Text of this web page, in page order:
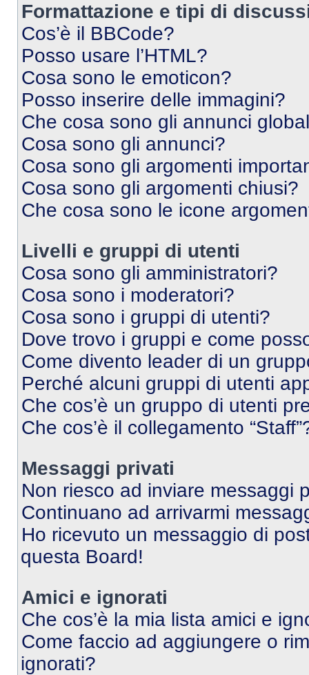
Formattazione e tipi di
Cos’è il BBCode?
Posso usare l’HTML?
Cosa sono le emoticon?
Posso inserire delle immagini?
Che cosa sono gli annunci
Cosa sono gli annunci?
Cosa sono gli argomenti
Cosa sono gli argomenti chiusi?
Che cosa sono le icone
Livelli e gruppi di utenti
Cosa sono gli amministratori?
Cosa sono i moderatori?
Cosa sono i gruppi di utenti?
Dove trovo i gruppi e come
Come divento leader di un
Perché alcuni gruppi di utenti
Che cos’è un gruppo di utenti
Che cos’è il collegamento
Messaggi privati
Non riesco ad inviare messaggi
Continuano ad arrivarmi
Ho ricevuto un messaggio di
questa Board!
Amici e ignorati
Che cos’è la mia lista amici e
Come faccio ad aggiungere o
ignorati?